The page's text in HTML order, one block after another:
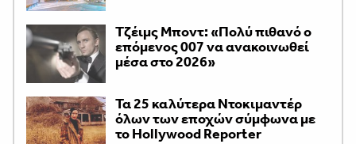
Τζέιμς Μποντ: «Πολύ πιθανό ο
επόμενος 007 να ανακοινωθεί
μέσα στο 2026»
Τα 25 καλύτερα Ντοκιμαντέρ
όλων των εποχών σύμφωνα με
το Hollywood Reporter